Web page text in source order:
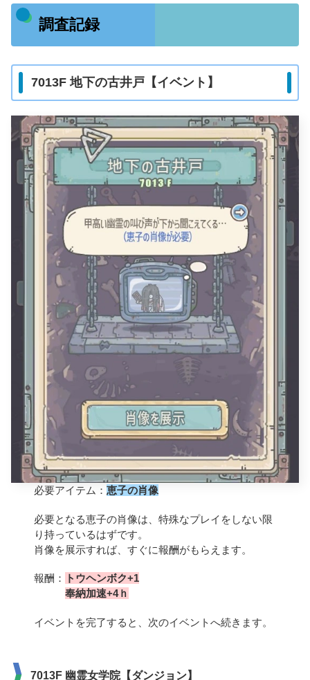
調査記録
7013F 地下の古井戸【イベント】
必要アイテム：恵子の肖像
必要となる恵子の肖像は、特殊なプレイをしない限
り持っているはずです。
肖像を展示すれば、すぐに報酬がもらえます。
報酬：
トウヘンボク+1
奉納加速+4ｈ
イベントを完了すると、次のイベントへ続きます。
7013F 幽霊女学院【ダンジョン】